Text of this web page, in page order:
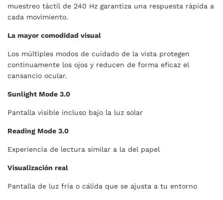
muestreo táctil de 240 Hz garantiza una respuesta rápida a
cada movimiento.
La mayor comodidad visual
Los múltiples modos de cuidado de la vista protegen
continuamente los ojos y reducen de forma eficaz el
cansancio ocular.
Sunlight Mode 3.0
Pantalla visible incluso bajo la luz solar
Reading Mode 3.0
Experiencia de lectura similar a la del papel
Visualización real
Pantalla de luz fría o cálida que se ajusta a tu entorno